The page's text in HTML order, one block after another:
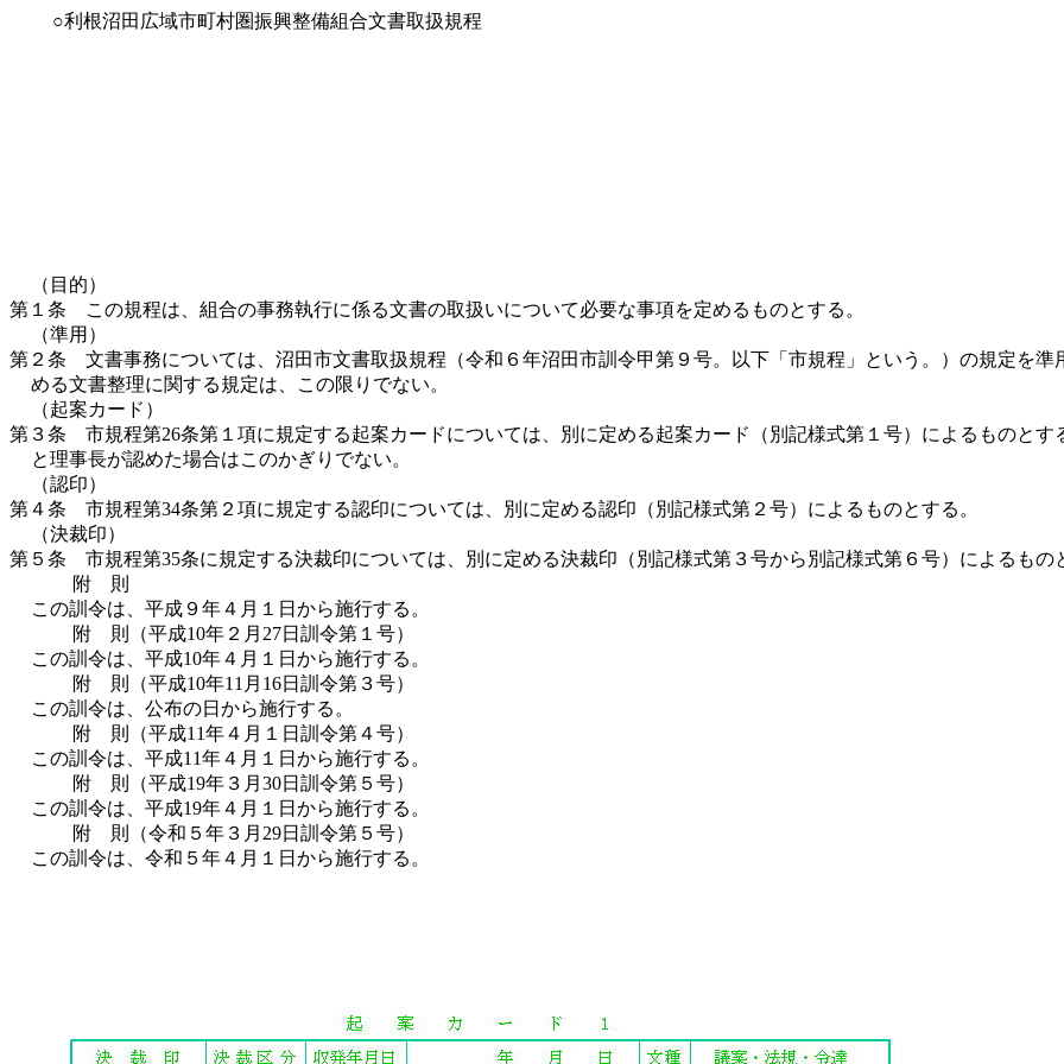
○利根沼田広域市町村圏振興整備組合文書取扱規程
（目的）
第１条 この規程は、組合の事務執行に係る文書の取扱いについて必要な事項を定めるものとする。
（準用）
第２条 文書事務については、沼田市文書取扱規程（令和６年沼田市訓令甲第９号。以下「市規程」という。）の規定を
める文書整理に関する規定は、この限りでない。
（起案カード）
第３条 市規程第26条第１項に規定する起案カードについては、別に定める起案カード（別記様式第１号）によるものと
と理事長が認めた場合はこのかぎりでない。
（認印）
第４条 市規程第34条第２項に規定する認印については、別に定める認印（別記様式第２号）によるものとする。
（決裁印）
第５条 市規程第35条に規定する決裁印については、別に定める決裁印（別記様式第３号から別記様式第６号）によるもの
附 則
この訓令は、平成９年４月１日から施行する。
附 則（平成10年２月27日訓令第１号）
この訓令は、平成10年４月１日から施行する。
附 則（平成10年11月16日訓令第３号）
この訓令は、公布の日から施行する。
附 則（平成11年４月１日訓令第４号）
この訓令は、平成11年４月１日から施行する。
附 則（平成19年３月30日訓令第５号）
この訓令は、平成19年４月１日から施行する。
附 則（令和５年３月29日訓令第５号）
この訓令は、令和５年４月１日から施行する。